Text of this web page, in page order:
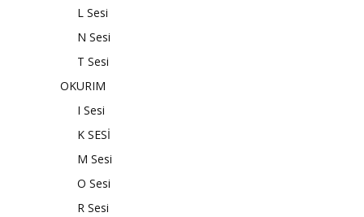
L Sesi
N Sesi
T Sesi
OKURIM
I Sesi
K SESİ
M Sesi
O Sesi
R Sesi